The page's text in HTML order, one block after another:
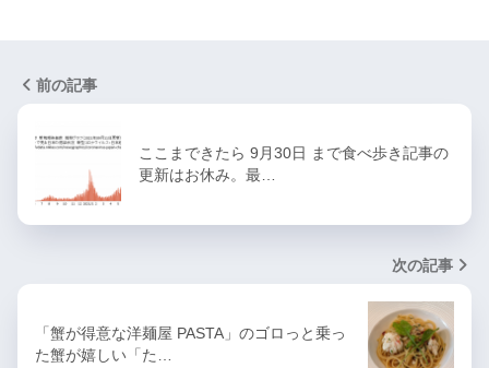
前の記事
ここまできたら 9月30日 まで食べ歩き記事の
更新はお休み。最…
次の記事
「蟹が得意な洋麺屋 PASTA」のゴロっと乗っ
た蟹が嬉しい「た…